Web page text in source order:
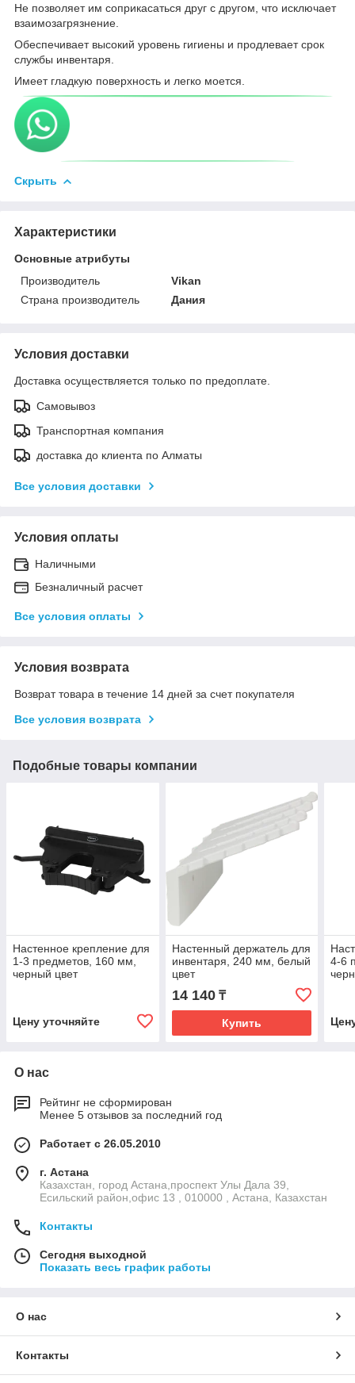
Не позволяет им соприкасаться друг с другом, что исключает
взаимозагрязнение.
Обеспечивает высокий уровень гигиены и продлевает срок
службы инвентаря.
Имеет гладкую поверхность и легко моется.
Скрыть
Характеристики
Основные атрибуты
Производитель
Vikan
Страна производитель
Дания
Условия доставки
Доставка осуществляется только по предоплате.
Самовывоз
Транспортная компания
доставка до клиента по Алматы
Все условия доставки
Условия оплаты
Наличными
Безналичный расчет
Все условия оплаты
Условия возврата
Возврат товара в течение 14 дней за счет покупателя
Все условия возврата
Подобные товары компании
Настенное крепление для
1-3 предметов, 160 мм,
черный цвет
Цену уточняйте
Настенный держатель для
инвентаря, 240 мм, белый
цвет
14 140₸
Купить
4-6
О нас
Рейтинг не сформирован
Менее 5 отзывов за последний год
Работает с 26.05.2010
г. Астана
Казахстан, город Астана,проспект Улы Дала 39,
Есильский район,офис 13 , 010000 , Астана, Казахстан
Контакты
Сегодня выходной
Показать весь график работы
О нас
Контакты